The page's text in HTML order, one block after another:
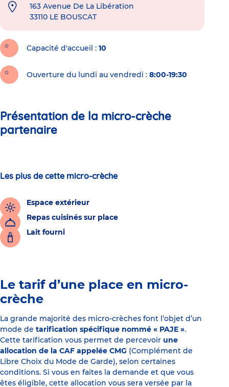
163 Avenue De La Libération
33110 LE BOUSCAT
Capacité d'accueil 10
Ouverture du lundi au vendredi : 8:00-19:30
Présentation de la micro-crèche
partenaire
Les plus de cette micro-crèche
Espace extérieur
Repas cuisinés sur place
Lait fourni
Le tarif d’une place en micro-
crèche
La grande majorité des micro-crèches font l’objet d’un
mode de tarification spécifique nommé « PAJE ».
Cette tarification vous permet de percevoir une
allocation de la CAF appelée CMG (Complément de
Libre Choix du Mode de Garde), selon certaines
conditions. Si vous en faites la demande et que vous
êtes éligible, cette allocation vous sera versée par la